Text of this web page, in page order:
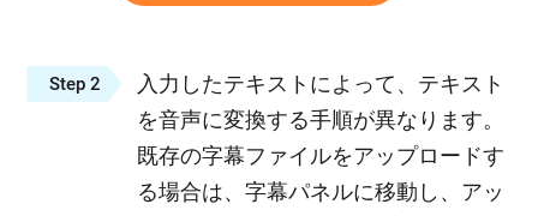
Step 2
入力したテキストによって、テキスト
を音声に変換する手順が異なります。
既存の字幕ファイルをアップロードす
る場合は、字幕パネルに移動し、アッ